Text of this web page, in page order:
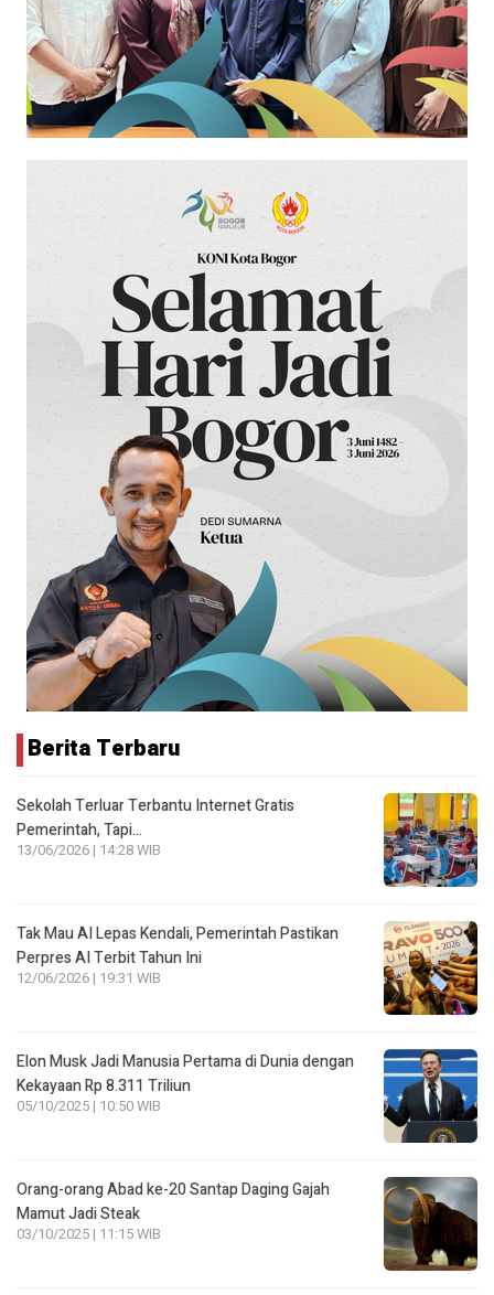
Berita Terbaru
Sekolah Terluar Terbantu Internet Gratis
Pemerintah, Tapi…
13/06/2026 | 14:28 WIB
Tak Mau AI Lepas Kendali, Pemerintah Pastikan
Perpres AI Terbit Tahun Ini
12/06/2026 | 19:31 WIB
Elon Musk Jadi Manusia Pertama di Dunia dengan
Kekayaan Rp 8.311 Triliun
05/10/2025 | 10:50 WIB
Orang-orang Abad ke-20 Santap Daging Gajah
Mamut Jadi Steak
03/10/2025 | 11:15 WIB